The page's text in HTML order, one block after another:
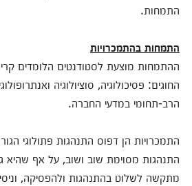
התמחות.
התמחות בהתמכרויות
ההתמחות מוצעת לסטודנטים הלומדים
החוגים: פסיכולוגיה, סוציולוגיה
הרב-תחומי במדעי החברה.
התמכרויות הן דפוס התנהגות פתולוגי
התנהגות מסוימת שוב ושוב, על אף שהיא
מתקשה לשלוט בהתנהגות ולהפסיקה,